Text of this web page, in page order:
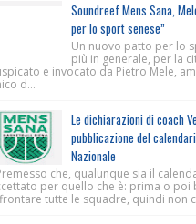
Soundreef Mens Sana,
per lo sport senese”
Un nuovo patto per lo
più in generale, per la
e invocato da Pietro Mele,
d...
Le dichiarazioni di coach
pubblicazione del
Nazionale
che, qualunque sia il
per quello che è: prima o poi
tutte le squadre, quindi non